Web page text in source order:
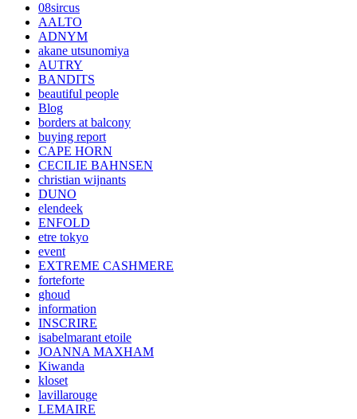
08sircus
AALTO
ADNYM
akane utsunomiya
AUTRY
BANDITS
beautiful people
Blog
borders at balcony
buying report
CAPE HORN
CECILIE BAHNSEN
christian wijnants
DUNO
elendeek
ENFOLD
etre tokyo
event
EXTREME CASHMERE
forteforte
ghoud
information
INSCRIRE
isabelmarant etoile
JOANNA MAXHAM
Kiwanda
kloset
lavillarouge
LEMAIRE